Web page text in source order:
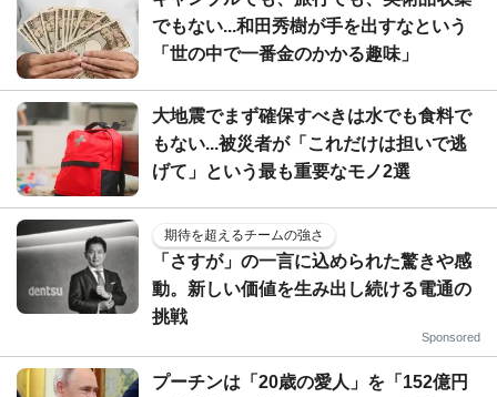
でもない...和田秀樹が手を出すなという
「世の中で一番金のかかる趣味」
大地震でまず確保すべきは水でも食料で
もない...被災者が「これだけは担いで逃
げて」という最も重要なモノ2選
期待を超えるチームの強さ
「さすが」の一言に込められた驚きや感
動。新しい価値を生み出し続ける電通の
挑戦
Sponsored
プーチンは「20歳の愛人」を「152億円